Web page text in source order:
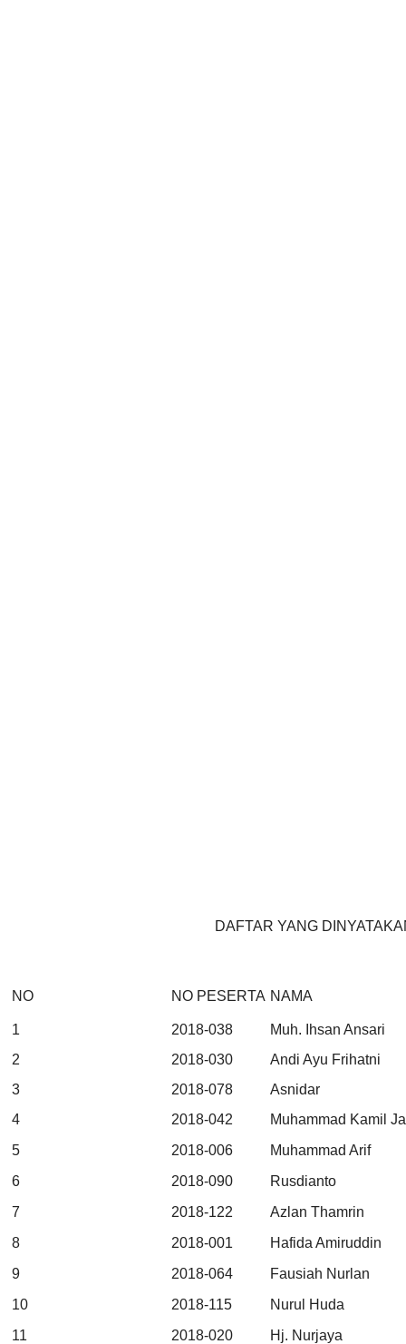
DAFTAR YANG
NO NO PESERTA NAMA
1 2018-038
Muh. Ihsan Ansari
2
2018-030
Andi Ayu Frihatni
3
2018-078
Asnidar
4
2018-042
Muhammad Kamil
5
2018-006
Muhammad Arif
6
2018-090
Rusdianto
7
2018-122
Azlan Thamrin
8
2018-001
Hafida Amiruddin
9
2018-064
Fausiah Nurlan
10
2018-115
Nurul Huda
11
2018-020
Hj. Nurjaya